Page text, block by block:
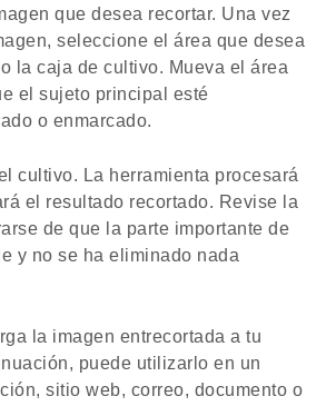
que desea recortar. Una vez
seleccione el área que desea
la caja de cultivo. Mueva el área
el sujeto principal esté
o enmarcado.
cultivo. La herramienta procesará
el resultado recortado. Revise la
de que la parte importante de
y no se ha eliminado nada
la imagen entrecortada a tu
puede utilizarlo en un
sitio web, correo, documento o